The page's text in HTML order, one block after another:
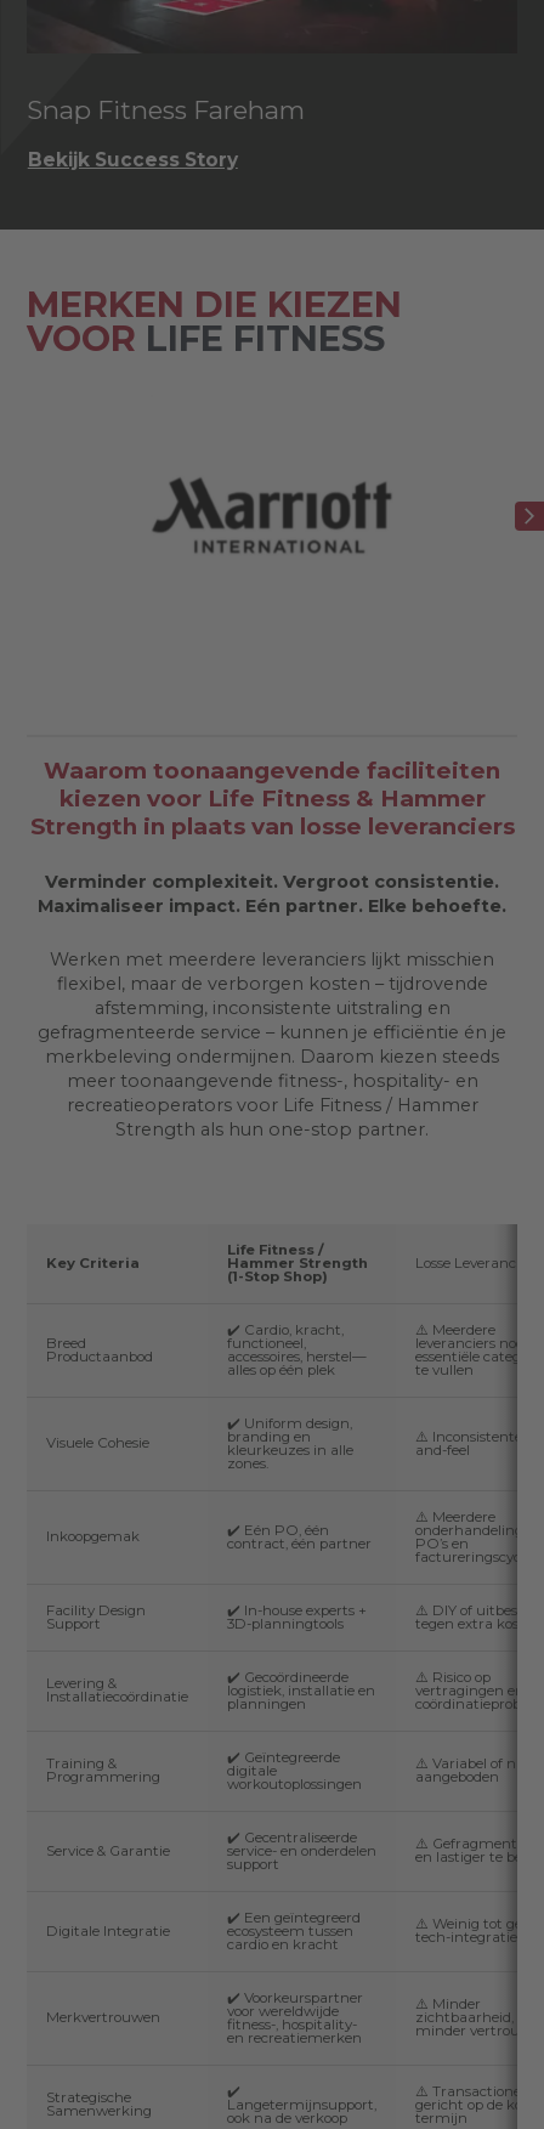
Snap Fitness Fareham
Bekijk Success Story
MERKEN DIE KIEZEN
VOOR LIFE FITNESS
Waarom toonaangevende faciliteiten
kiezen voor Life Fitness & Hammer
Strength in plaats van losse leveranciers
Verminder complexiteit. Vergroot consistentie.
Maximaliseer impact. Eén partner. Elke behoefte.
Werken met meerdere leveranciers lijkt misschien
flexibel, maar de verborgen kosten – tijdrovende
afstemming, inconsistente uitstraling en
gefragmenteerde service – kunnen je efficiëntie én je
merkbeleving ondermijnen. Daarom kiezen steeds
meer toonaangevende fitness-, hospitality- en
recreatieoperators voor Life Fitness / Hammer
Strength als hun one-stop partner.
Key Criteria
Life Fitness /
Hammer Strength
(1-Stop Shop)
Losse Leveranciers
Breed
Productaanbod
✔️ Cardio, kracht,
functioneel,
accessoires, herstel—
alles op één plek
⚠️ Meerdere
leveranciers nodig
essentiële
te vullen
Visuele Cohesie
✔️ Uniform design,
branding en
kleurkeuzes in alle
zones.
⚠️ Inconsistente
and-feel
Inkoopgemak ✔️ Eén PO, één
contract, één partner
⚠️ Meerdere
onderhandelingen,
PO’s en
factureringscycli
Facility Design
Support
✔️ In-house experts +
3D-planningtools
⚠️ DIY of
tegen extra kosten
Levering &
Installatiecoördinatie
✔️ Gecoördineerde
logistiek, installatie en
planningen
⚠️ Risico op
vertragingen en
Training &
Programmering
✔️ Geïntegreerde
digitale
workoutoplossingen
⚠️ Variabel of niet
aangeboden
Service & Garantie
✔️ Gecentraliseerde
service- en onderdelen
support
⚠️
en lastiger te
Digitale Integratie
✔️ Een geïntegreerd
ecosysteem tussen
cardio en kracht
⚠️ Weinig tot geen
tech-integratie
Merkvertrouwen
✔️ Voorkeurspartner
voor wereldwijde
fitness-, hospitality-
en recreatiemerken
⚠️ Minder
zichtbaarheid,
minder
Strategische
Samenwerking
✔️
Langetermijnsupport,
ook na de verkoop
⚠️ Transactioneel
gericht op de korte
termijn